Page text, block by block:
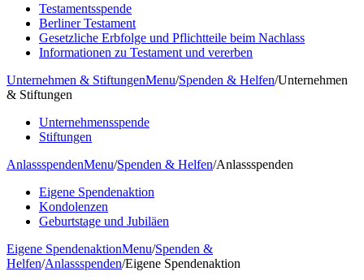
Testamentsspende
Berliner Testament
Gesetzliche Erbfolge und Pflichtteile beim Nachlass
Informationen zu Testament und vererben
Unternehmen & StiftungenMenu/Spenden & Helfen/Unternehmen
& Stiftungen
Unternehmensspende
Stiftungen
AnlassspendenMenu/Spenden & Helfen/Anlassspenden
Eigene Spendenaktion
Kondolenzen
Geburtstage und Jubiläen
Eigene SpendenaktionMenu/Spenden &
Helfen/Anlassspenden/Eigene Spendenaktion